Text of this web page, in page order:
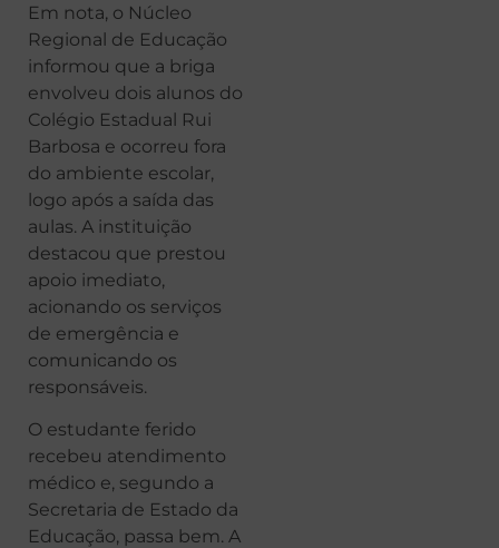
Em nota, o Núcleo
Regional de Educação
informou que a briga
envolveu dois alunos do
Colégio Estadual Rui
Barbosa e ocorreu fora
do ambiente escolar,
logo após a saída das
aulas. A instituição
destacou que prestou
apoio imediato,
acionando os serviços
de emergência e
comunicando os
responsáveis.
O estudante ferido
recebeu atendimento
médico e, segundo a
Secretaria de Estado da
Educação, passa bem. A